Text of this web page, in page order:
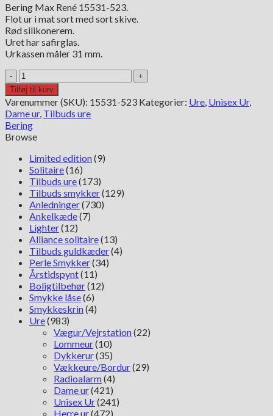
1,599.00 kr..1,279.00 kr..
Bering Max René 15531-523.
Flot ur i mat sort med sort skive.
Rød silikonerem.
Uret har safirglas.
Urkassen måler 31 mm.
Bering
Max
René
15531-
523
antal
Tilføj til kurv
Varenummer (SKU): 15531-523 Kategorier: Ure, Unisex Ur,
Dame ur, Tilbuds ure
Bering
Browse
Limited edition(9)
Solitaire(16)
Tilbuds ure(173)
Tilbuds smykker(129)
Anledninger(730)
Ankelkæde(7)
Lighter(12)
Alliance solitaire(13)
Tilbuds guldkæder(4)
Perle Smykker(34)
Årstidspynt(11)
Boligtilbehør(12)
Smykke låse(6)
Smykkeskrin(4)
Ure(983)
Vægur/Vejrstation(22)
Lommeur(10)
Dykkerur(35)
Vækkeure/Bordur(29)
Radioalarm(4)
Dame ur(421)
Unisex Ur(241)
Herre ur(472)